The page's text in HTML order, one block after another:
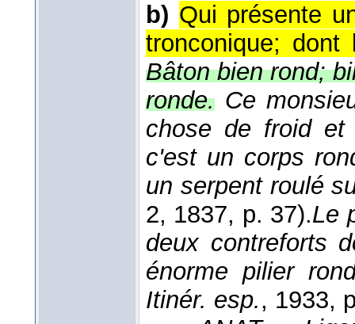
b) Qui présente
tronconique;
Bâton bien rond;
ronde. Ce
chose de froid
c'est un corps
un serpent roulé
2, 1837, p. 37).Le
deux contreforts
énorme pilier
Itinér. esp., 1933,